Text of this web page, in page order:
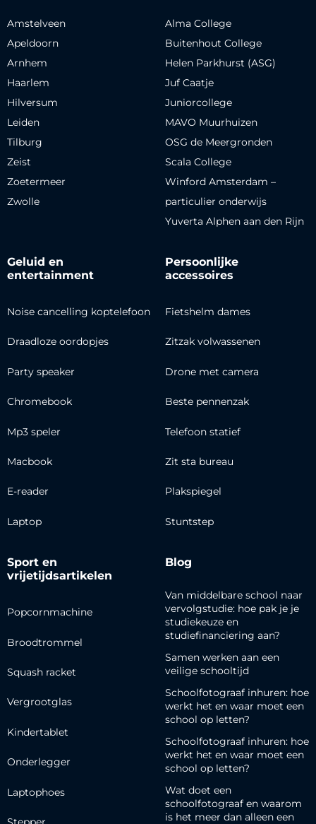
Amstelveen
Apeldoorn
Arnhem
Haarlem
Hilversum
Leiden
Tilburg
Zeist
Zoetermeer
Zwolle
Alma College
Buitenhout College
Helen Parkhurst (ASG)
Juf Caatje
Juniorcollege
MAVO Muurhuizen
OSG de Meergronden
Scala College
Winford Amsterdam –
particulier onderwijs
Yuverta Alphen aan den Rijn
Geluid en
entertainment
Noise cancelling koptelefoon
Draadloze oordopjes
Party speaker
Chromebook
Mp3 speler
Macbook
E-reader
Laptop
Persoonlijke
accessoires
Fietshelm dames
Zitzak volwassenen
Drone met camera
Beste pennenzak
Telefoon statief
Zit sta bureau
Plakspiegel
Stuntstep
Sport en
vrijetijdsartikelen
Popcornmachine
Broodtrommel
Squash racket
Vergrootglas
Kindertablet
Onderlegger
Laptophoes
Blog
Van middelbare school naar
vervolgstudie: hoe pak je je
studiekeuze en
studiefinanciering aan?
Samen werken aan een
veilige schooltijd
Schoolfotograaf inhuren: hoe
werkt het en waar moet een
school op letten?
Schoolfotograaf inhuren: hoe
werkt het en waar moet een
school op letten?
Wat doet een
schoolfotograaf en waarom
is het meer dan alleen een